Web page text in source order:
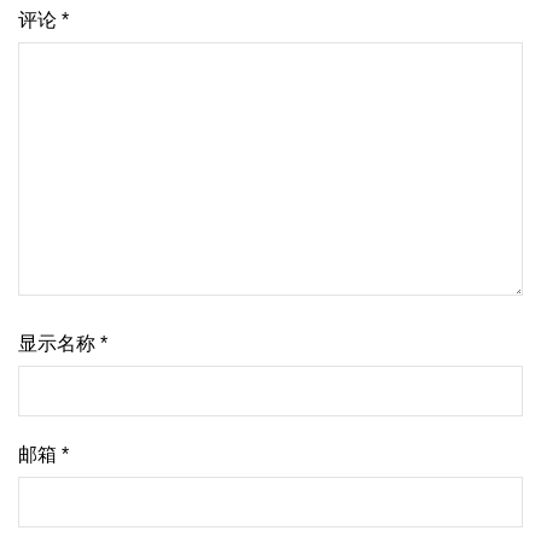
评论 *
显示名称 *
邮箱 *